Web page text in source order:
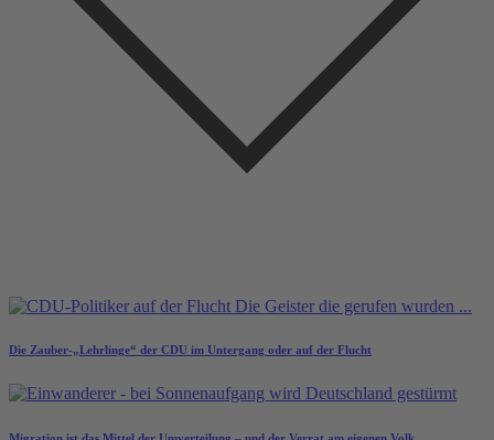
Die Zauber-„Lehrlinge“ der CDU im Untergang oder auf der Flucht